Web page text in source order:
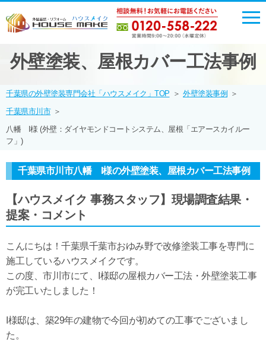
外壁塗装、屋根カバー工法事例
千葉県の外壁塗装専門会社「ハウスメイク」TOP ＞ 外壁塗装事例
＞
千葉県市川市 ＞
八幡 I様 (外壁：ダイヤモンドコートシステム、屋根「エアースカイルー
フ」)
千葉県市川市八幡 I様の外壁塗装、屋根カバー工法事例
【ハウスメイク 事務スタッフ】現場調査結果・
提案・コメント
こんにちは！千葉県千葉市おゆみ野で改修塗装工事を専門に
施工しているハウスメイクです。
この度、市川市にて、I様邸の屋根カバー工法・外壁塗装工事
が完工いたしました！
I様邸は、築29年の建物で今回が初めての工事でございまし
た。